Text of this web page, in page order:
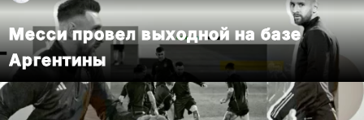
Месси провел выходной на базе
Аргентины